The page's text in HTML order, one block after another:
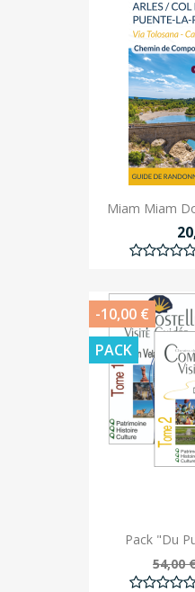
Miam Miam
Pack "Du
54,00
-10,00 €
PACK